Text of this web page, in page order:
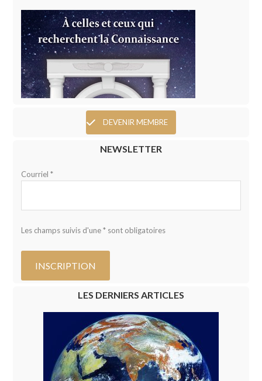
DEVENIR MEMBRE
NEWSLETTER
Courriel *
Les champs suivis d'une * sont obligatoires
LES DERNIERS ARTICLES